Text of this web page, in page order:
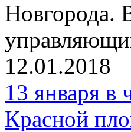
Новгорода.
12.01.2018
13 января в
Красной